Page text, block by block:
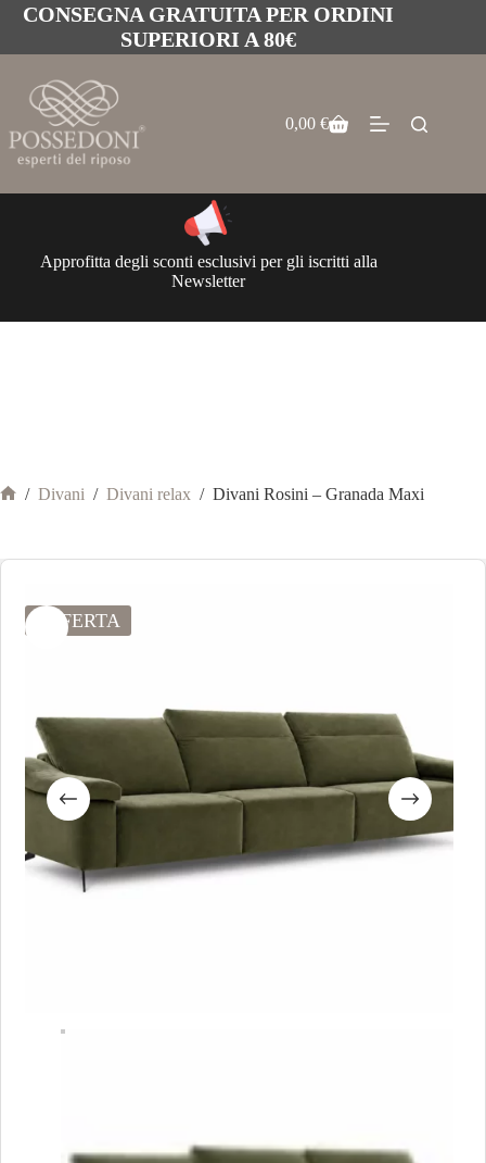
CONSEGNA GRATUITA PER ORDINI
SUPERIORI A 80€
0,00€
Approfitta degli sconti esclusivi per gli iscritti alla
Newsletter
/ Divani / Divani relax / Divani Rosini – Granada Maxi
OFFERTA